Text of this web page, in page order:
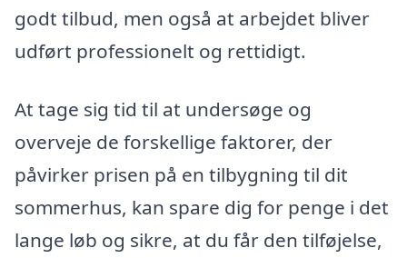
godt tilbud, men også at arbejdet bliver
udført professionelt og rettidigt.
At tage sig tid til at undersøge og
overveje de forskellige faktorer, der
påvirker prisen på en tilbygning til dit
sommerhus, kan spare dig for penge i det
lange løb og sikre, at du får den tilføjelse,